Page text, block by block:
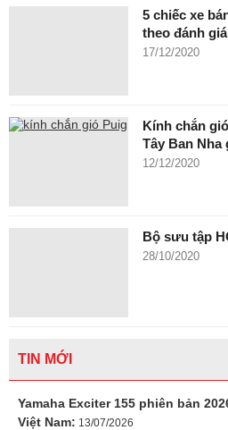
5 chiếc xe
theo đánh
17/12/2020
Kính chắn
Tây Ban Nha
12/12/2020
Bộ sưu tập
28/10/2020
TIN MỚI
Yamaha Exciter 155 phiên bản
Việt Nam: 13/07/2026